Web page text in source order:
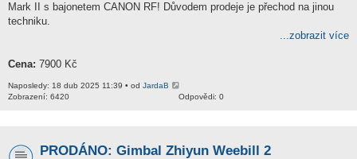
Mark II s bajonetem CANON RF! Důvodem prodeje je přechod na jinou
techniku.
...zobrazit více
Cena: 7900 Kč
Naposledy: 18 dub 2025 11:39 • od JardaB
Odpovědi: 0
Zobrazení: 6420
PRODÁNO: Gimbal Zhiyun Weebill 2